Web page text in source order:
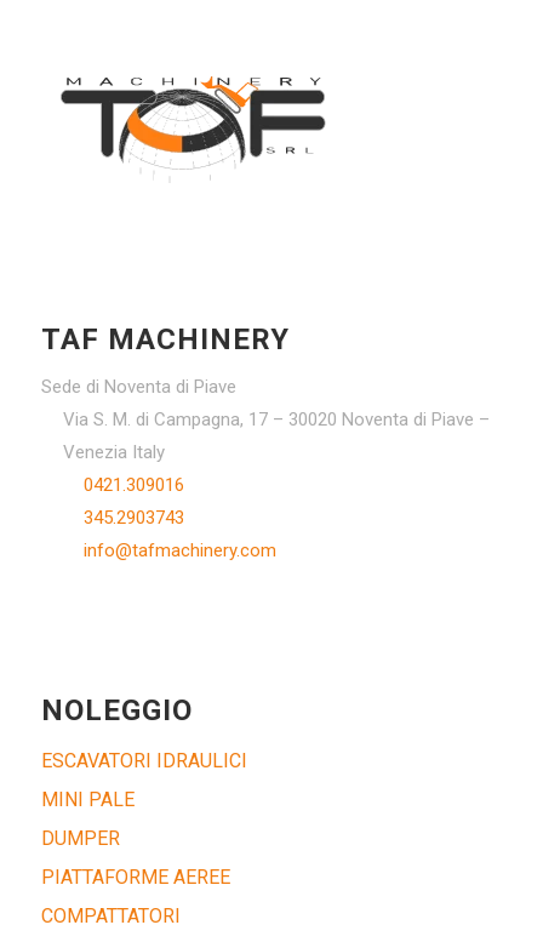
TAF MACHINERY
Sede di Noventa di Piave
Via S. M. di Campagna, 17 – 30020 Noventa di Piave –
Venezia Italy
0421.309016
345.2903743
info@tafmachinery.com
NOLEGGIO
ESCAVATORI IDRAULICI
MINI PALE
DUMPER
PIATTAFORME AEREE
COMPATTATORI